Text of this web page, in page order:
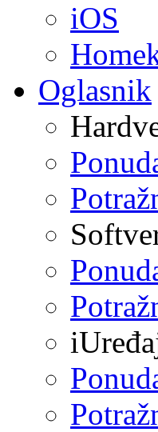
iOS
Oglasnik